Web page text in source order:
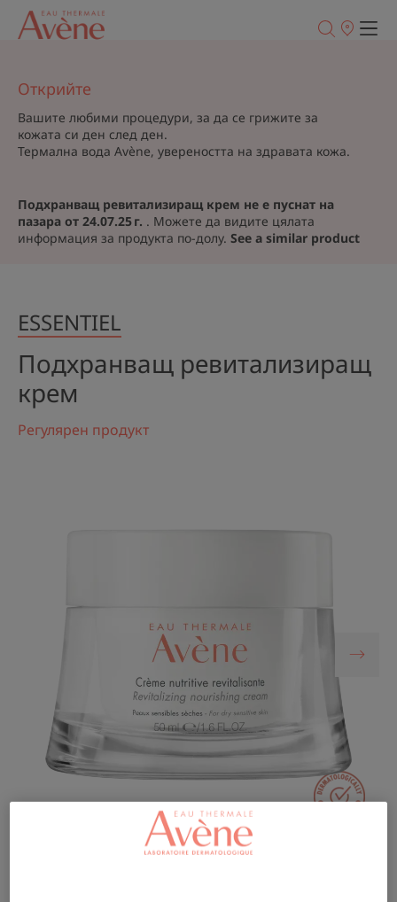
Точки
Подхранващ ревитализиращ крем не е пуснат на
пазара от 24.07.25 г. . Можете да видите цялата
информация за продукта по-долу. See a similar product
Открийте
Вашите любими процедури, за да се грижите за
кожата си ден след ден.
Термална вода Avène, увереността на здравата кожа.
ESSENTIEL
Подхранващ ревитализиращ
крем
Регулярен продукт